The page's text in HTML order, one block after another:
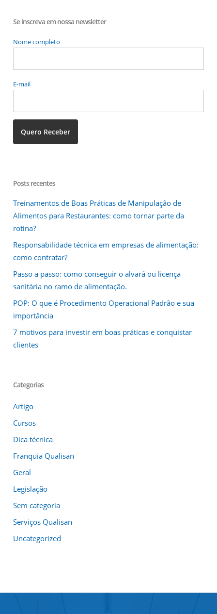
Se inscreva em nossa newsletter
Nome completo
E-mail
Posts recentes
Treinamentos de Boas Práticas de Manipulação de
Alimentos para Restaurantes: como tornar parte da
rotina?
Responsabilidade técnica em empresas de alimentação:
como contratar?
Passo a passo: como conseguir o alvará ou licença
sanitária no ramo de alimentação.
POP: O que é Procedimento Operacional Padrão e sua
importância
7 motivos para investir em boas práticas e conquistar
clientes
Categorias
Artigo
Cursos
Dica técnica
Franquia Qualisan
Geral
Legislação
Sem categoria
Serviços Qualisan
Uncategorized